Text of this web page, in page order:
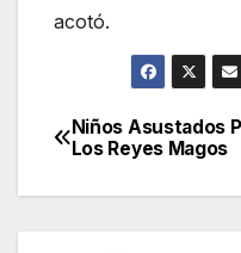
acotó.
de
Niños Asustados
Los Reyes Magos